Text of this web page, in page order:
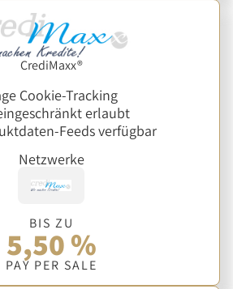
CrediMaxx®
Cookie-Tracking
erlaubt
Feeds verfügbar
Netzwerke
BIS ZU
5,50 %
PAY PER SALE